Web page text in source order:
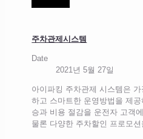
주차관제시스템
Date
2021년 5월 27일
아이파킹 주차관제 시스템은
하고 스마트한 운영방법을 제
승과 비용 절감을 운전자 고객
물론 다양한 주차할인 프로모션